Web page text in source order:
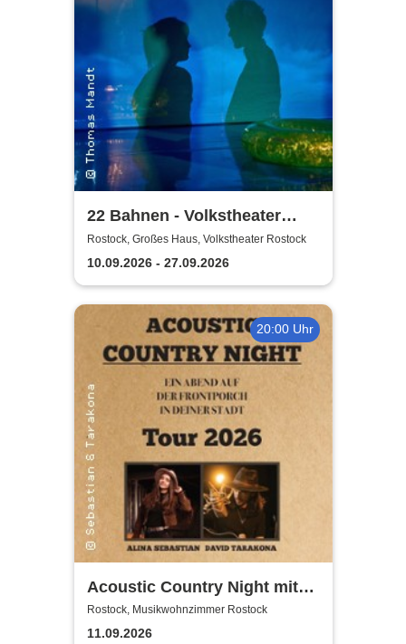
22 Bahnen - Volkstheater
Rostock
Rostock, Großes Haus, Volkstheater Rostock
10.09.2026 - 27.09.2026
20:00 Uhr
Acoustic Country Night mit
Alina Sebastian & David
Tarakona | Musikwohnzimmer
Rostock, Musikwohnzimmer Rostock
11.09.2026